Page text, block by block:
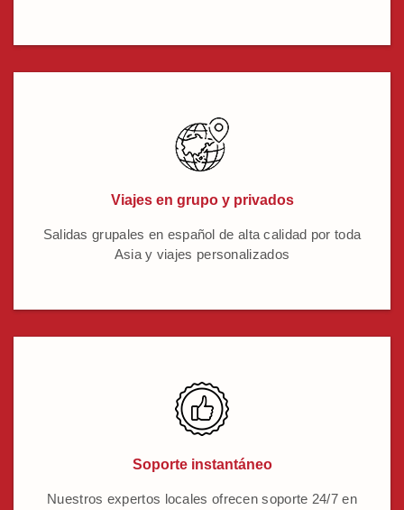
Viajes en grupo y privados
Salidas grupales en español de alta calidad por toda
Asia y viajes personalizados
Soporte instantáneo
Nuestros expertos locales ofrecen soporte 24/7 en